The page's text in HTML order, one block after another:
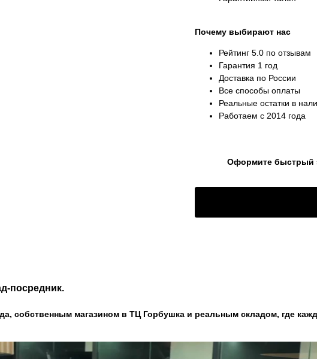
Почему выбирают нас
Рейтинг 5.0 по отзывам
Гарантия 1 год
Доставка по России
Все способы оплаты
Реальные остатки в
Работаем с 2014 года
Оформите быстрый
посредник.
собственным магазином в ТЦ Горбушка и реальным складом, где